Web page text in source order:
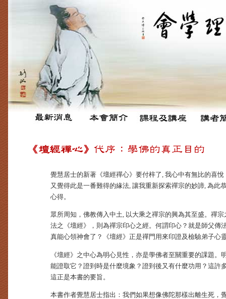
覺慧居士的新著《壇經禪心》要付梓了, 我心中有無比的喜
又覺得此是一番難得的緣法, 讓我重新探索禪宗的妙諦, 為此
心得。
眾所周知，佛教傳入中土, 以大乘之禪宗的興為其至盛。禪
法之《壇經》，則為禪宗印心之經。何謂印心？就是師父傳
真能心領神會了？《壇經》正是禪門用來印證及檢驗弟子心
《壇經》之中心為明心見性，亦是學佛者至關重要的課題
能證取它？證到時是什麼境象？證到後又有什麼功用？這許
這正是本書的要旨。
本書作者覺慧居士指出：我們如果想像佛陀那樣出離生死，